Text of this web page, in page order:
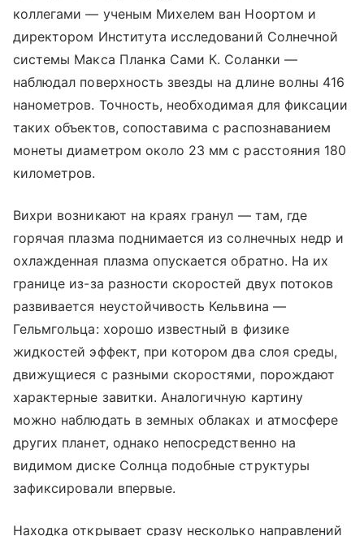
коллегами — ученым Михелем ван Ноортом и
директором Института исследований Солнечной
системы Макса Планка Сами К. Соланки —
наблюдал поверхность звезды на длине волны 416
нанометров. Точность, необходимая для фиксации
таких объектов, сопоставима с распознаванием
монеты диаметром около 23 мм с расстояния 180
километров.
Вихри возникают на краях гранул — там, где
горячая плазма поднимается из солнечных недр и
охлажденная плазма опускается обратно. На их
границе из-за разности скоростей двух потоков
развивается неустойчивость Кельвина —
Гельмгольца: хорошо известный в физике
жидкостей эффект, при котором два слоя среды,
движущиеся с разными скоростями, порождают
характерные завитки. Аналогичную картину
можно наблюдать в земных облаках и атмосфере
других планет, однако непосредственно на
видимом диске Солнца подобные структуры
зафиксировали впервые.
Находка открывает сразу несколько направлений